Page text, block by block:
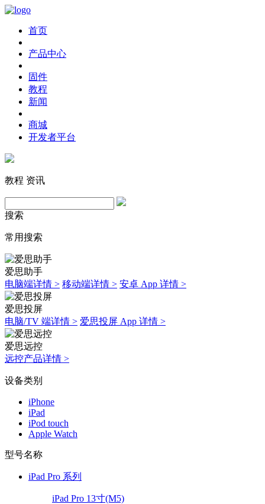
首页
产品中心
固件
教程
新闻
商城
开发者平台
教程 资讯
搜索
常用搜索
爱思助手
电脑端详情 > 移动端详情 > 安卓 App 详情 >
爱思投屏
电脑/TV 端详情 > 爱思投屏 App 详情 >
爱思远控
远控产品详情 >
设备类别
iPhone
iPad
iPod touch
Apple Watch
型号名称
iPad Pro 系列
iPad Pro 13寸(M5)